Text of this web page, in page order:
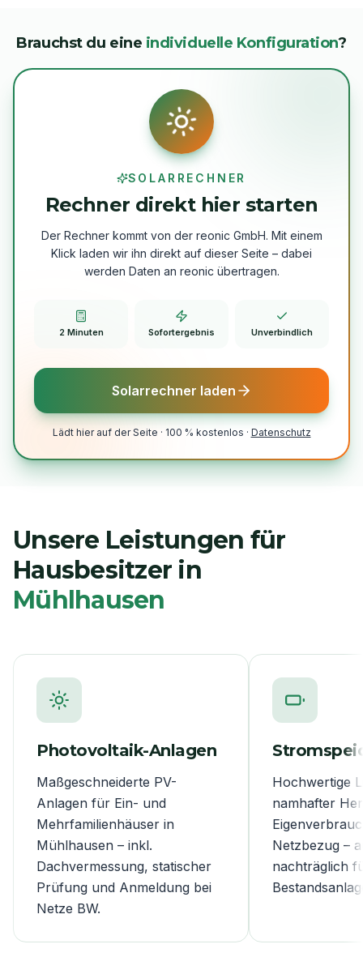
Brauchst du eine individuelle Konfiguration?
SOLARRECHNER
Rechner direkt hier starten
Der Rechner kommt von der reonic GmbH. Mit einem
Klick laden wir ihn direkt auf dieser Seite – dabei
werden Daten an reonic übertragen.
2 Minuten Sofort­ergebnis Unverbindlich
Solarrechner laden
Lädt hier auf der Seite · 100 % kostenlos · Datenschutz
Unsere Leistungen für
Hausbesitzer in
Mühlhausen
Photovoltaik-Anlagen
Maßgeschneiderte PV-
Anlagen für Ein- und
Mehrfamilienhäuser in
Mühlhausen – inkl.
Dachvermessung, statischer
Prüfung und Anmeldung bei
Netze BW.
Hochwertige
namhafter
Netzbezug –
nachträglich